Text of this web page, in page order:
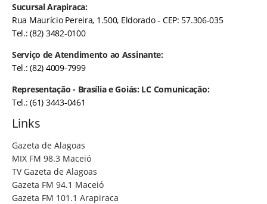
Sucursal Arapiraca:
Rua Maurício Pereira, 1.500, Eldorado - CEP: 57.306-035
Tel.: (82) 3482-0100
Serviço de Atendimento ao Assinante:
Tel.: (82) 4009-7999
Representação - Brasília e Goiás: LC Comunicação:
Tel.: (61) 3443-0461
Links
Gazeta de Alagoas
MIX FM 98.3 Maceió
TV Gazeta de Alagoas
Gazeta FM 94.1 Maceió
Gazeta FM 101.1 Arapiraca